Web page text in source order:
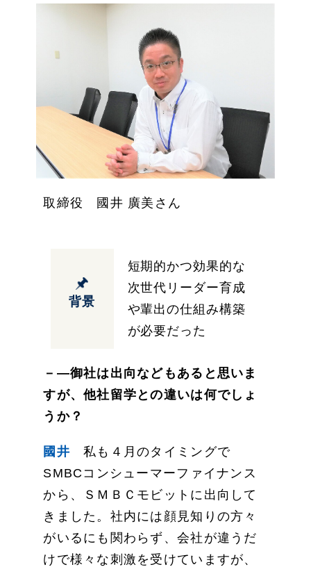
取締役 國井 廣美さん
背景
短期的かつ効果的な
次世代リーダー育成
や輩出の仕組み構築
が必要だった
－―御社は出向などもあると思いま
すが、他社留学との違いは何でしょ
うか？
國井 私も４月のタイミングで
SMBCコンシューマーファイナンス
から、ＳＭＢＣモビットに出向して
きました。社内には顔見知りの方々
がいるにも関わらず、会社が違うだ
けで様々な刺激を受けていますが、